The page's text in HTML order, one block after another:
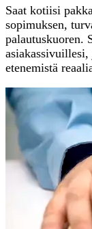
Saat kotiisi
sopimuksen,
palautuskuoren.
etenemistä